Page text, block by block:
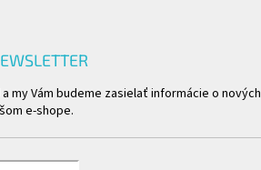
my Vám budeme zasielať informácie o nových
e-shope.